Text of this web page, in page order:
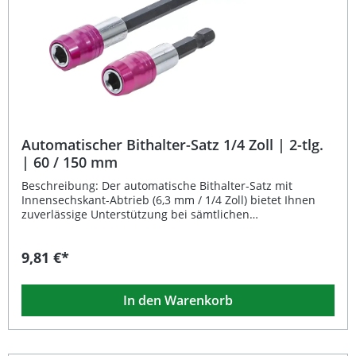
Automatischer Bithalter-Satz 1/4 Zoll | 2-tlg.
| 60 / 150 mm
Beschreibung: Der automatische Bithalter-Satz mit
Innensechskant-Abtrieb (6,3 mm / 1/4 Zoll) bietet Ihnen
zuverlässige Unterstützung bei sämtlichen
präzise per Hand führen und ermöglicht dadurch ein
unterschiedlichen Längen von 60 mm und 150 mm
machen den Satz vielseitig einsetzbar – ideal für enge
Arbeitsbereiche ebenso wie für tieferliegende
Schraubstellen. Mit seinem robusten Aufbau und der
9,81 €*
In den Warenkorb